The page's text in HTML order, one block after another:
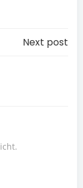
Next post